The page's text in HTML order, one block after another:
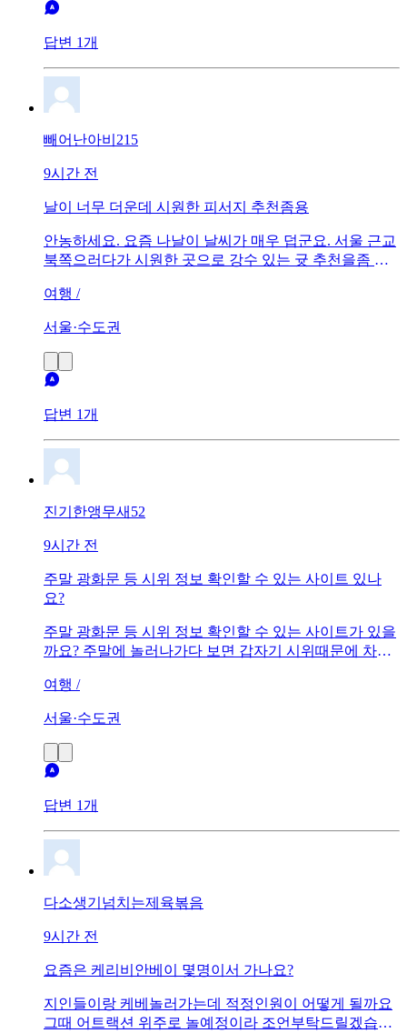
답변 1개
빼어난아비215
9시간 전
날이 너무 더운데 시원한 피서지 추천좀용
안농하세요. 요즘 나날이 날씨가 매우 덥군요. 서울 근교
북쪽으러다가 시원한 곳으로 강수 있는 귯 추천을좀 부
여행 /
서울·수도권
답변 1개
진기한앵무새52
9시간 전
주말 광화문 등 시위 정보 확인할 수 있는 사이트 있나
요?
주말 광화문 등 시위 정보 확인할 수 있는 사이트가 있을
까요? 주말에 놀러나가다 보면 갑자기 시위때문에 차에
오 등에도 크게 정보가 없어서 문의드립니다.
여행 /
서울·수도권
답변 1개
다소생기넘치는제육볶음
9시간 전
요즘은 케리비안베이 몇명이서 가나요?
지인들이랑 케베놀러가는데 적정인원이 어떻게 될까요
그때 어트랙션 위주로 놀예정이라 조언부탁드릴겠습니